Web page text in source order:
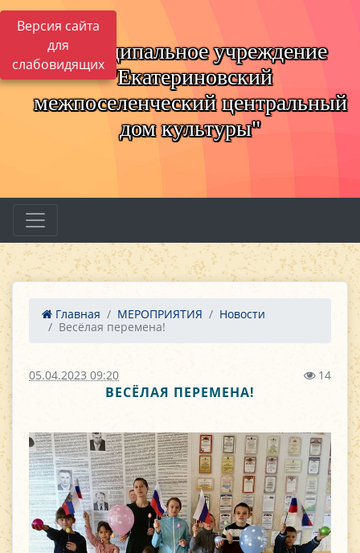
Версия сайта
для
слабовидящих
Муниципальное учреждение
"Екатериновский
межпоселенческий центральный
дом культуры"
Главная МЕРОПРИЯТИЯ
Новости
Весёлая перемена!
05.04.2023 09:20 14
ВЕСЁЛАЯ ПЕРЕМЕНА!